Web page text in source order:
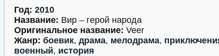
Год: 2010
Название: Вир – герой народа
Оригинальное название: Veer
Жанр: боевик, драма, мелодрама,
военный, история